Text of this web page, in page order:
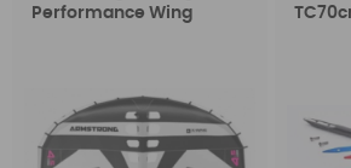
Performance Wing